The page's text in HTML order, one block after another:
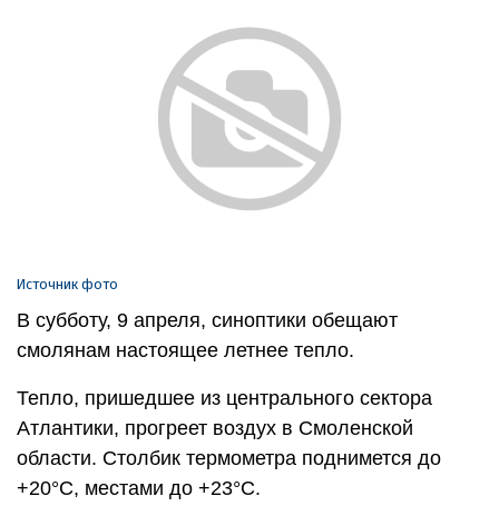
Источник фото
В субботу, 9 апреля, синоптики обещают
смолянам настоящее летнее тепло.
Тепло, пришедшее из центрального сектора
Атлантики, прогреет воздух в Смоленской
области. Столбик термометра поднимется до
+20°С, местами до +23°С.